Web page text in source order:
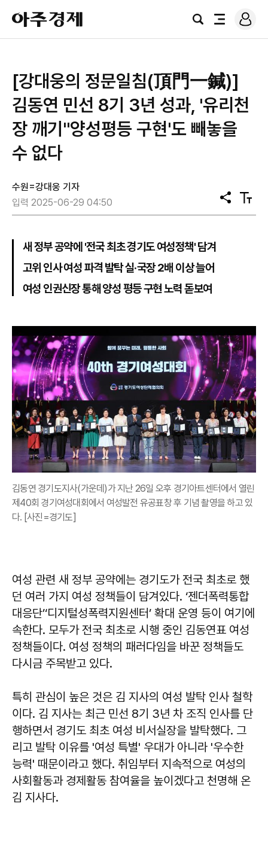
아
주
경
검
전
로
그
[강대웅의 정문일침(頂門一鍼)]
김동연 민선 8기 3년 성과, '유리천
장 깨기''양성평등 구현'도 빼놓을
수 없다
수원=강대웅 기자
입력 2025-06-29 04:50
공
유
텍
스
새 정부 공약에 '전국 최초 경기도 여성정책' 담겨
고위 인사 여성 파격 발탁 실·국장 2배 이상 늘어
여성 인권신장 통해 양성 평등 구현 노력 돋보여
김동연 경기도지사(가운데)가 지난 26일 오후 경기아트센터에서 열린
제40회 경기여성대회에서 여성발전 유공표창 후 기념 촬영을 하고 있
다. [사진=경기도]
여성 관련 새 정부 공약에는 경기도가 전국 최초로 했
던 여러 가지 여성 정책들이 담겨있다. ‘젠더폭력통합
대응단’‘디지털성폭력지원센터’ 확대 운영 등이 여기에
속한다. 모두가 전국 최초로 시행 중인 김동연표 여성
정책들이다. 여성 정책의 패러다임을 바꾼 정책들도
다시금 주목받고 있다.
특히 관심이 높은 것은 김 지사의 여성 발탁 인사 철학
이다. 김 지사는 최근 민선 8기 3년 차 조직 인사를 단
행하면서 경기도 최초 여성 비서실장을 발탁했다. 그
리고 발탁 이유를 '여성 특별' 우대가 아니라 '우수한
능력' 때문이라고 했다. 취임부터 지속적으로 여성의
사회활동과 경제활동 참여율을 높이겠다고 천명해 온
김 지사다.